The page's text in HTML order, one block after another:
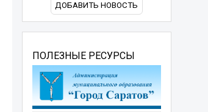
ДОБАВИТЬ НОВОСТЬ
ПОЛЕЗНЫЕ РЕСУРСЫ